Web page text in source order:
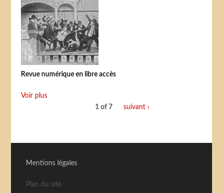
Revue numérique en libre accès
Voir plus
1 of 7
suivant ›
Mentions légales
Plan du site